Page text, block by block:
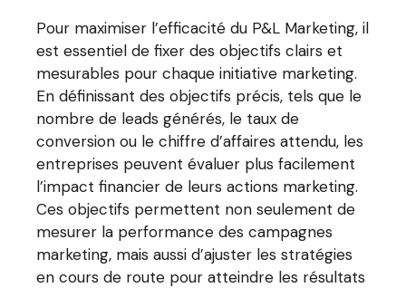
Pour maximiser l’efficacité du P&L Marketing, il
est essentiel de fixer des objectifs clairs et
mesurables pour chaque initiative marketing.
En définissant des objectifs précis, tels que le
nombre de leads générés, le taux de
conversion ou le chiffre d’affaires attendu, les
entreprises peuvent évaluer plus facilement
l’impact financier de leurs actions marketing.
Ces objectifs permettent non seulement de
mesurer la performance des campagnes
marketing, mais aussi d’ajuster les stratégies
en cours de route pour atteindre les résultats